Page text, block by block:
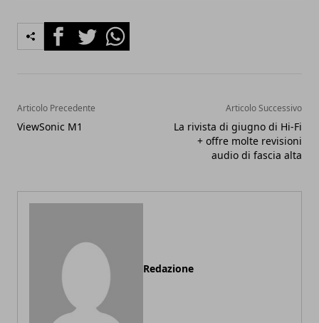
FacebookTwitterWhatsapp
Articolo Precedente
ViewSonic M1
Articolo Successivo
La rivista di giugno di Hi-Fi
+ offre molte revisioni
audio di fascia alta
Redazione